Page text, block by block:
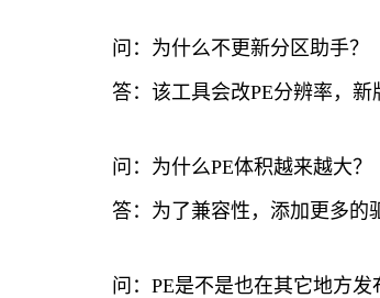
问：为什么不更新分区助手？
答：该工具会改PE分辨率，
问：为什么PE体积越来越大？
答：为了兼容性，添加更多的
问：PE是不是也在其它地方发